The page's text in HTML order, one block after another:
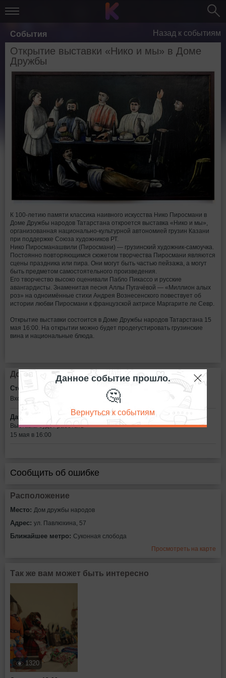
События Назад к событиям
Открытие выставки «Нико и мы» в Доме
Дружбы
К 100-летию памяти классика наивного искусства Нико Пиросмани в
Доме Дружбы народов Татарстана откроется выставка «Нико и мы»,
организованная национально-культурной автономией грузин Казани
при поддержке Союза художников РТ.
Нико Пиросманашвили (Пиросмани) — грузинский художник-самоучка.
Постоянно повторяющимся сюжетом творчества Пиросмани являются
сцены праздника или пира. Они могут быть частью пейзажа, а могут
быть предметом самостоятельного произведения.
Его творчество высоко оценивали Пабло Пикассо и русские
авангардисты. Знаменитая песня Аллы Пугачёвой — «Миллион алых
роз» на одноимённые стихи Андрея Вознесенского повествует об
истории любви Пиросмани к французской актрисе Маргарите ле Севр.
Открытие выставки состоится в Доме Дружбы народов Татарстана 15
мая 16:00. На открытии можно будет продегустировать грузинские
вина и национальные блюда.
Дополнительная информация
Стоимость билетов:
Вход свободный
Дата:
Выставка будет работать
15 мая в 16:00
Сообщить об ошибке
Расположение
Место: Дом дружбы народов
Адрес: ул. Павлюхина, 57
Ближайшее метро: Суконная слобода
Просмотреть на карте
Так же вам может быть интересно
1320
Данное событие прошло.
🤔
Вернуться к событиям